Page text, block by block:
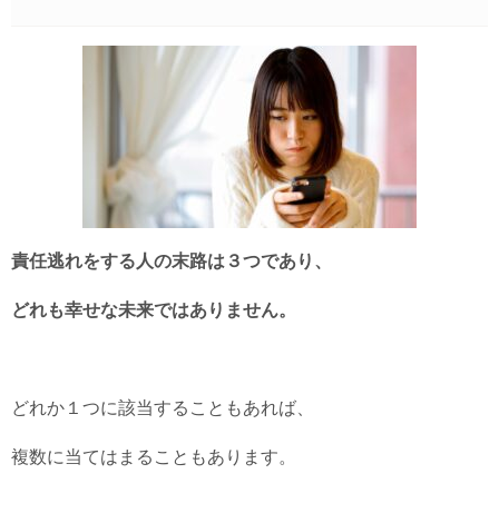
責任逃れをする人の末路は３つであり、
どれも幸せな未来ではありません。
どれか１つに該当することもあれば、
複数に当てはまることもあります。